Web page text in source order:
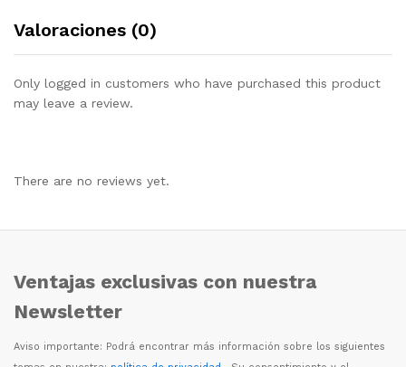
Valoraciones (0)
Only logged in customers who have purchased this product
may leave a review.
There are no reviews yet.
Ventajas exclusivas con nuestra
Newsletter
Aviso importante: Podrá encontrar más información sobre los siguientes